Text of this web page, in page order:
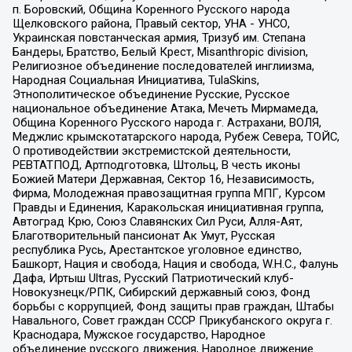
п. Боровский, Община Коренного Русского народа
Щелковского района, Правый сектор, УНА - УНСО,
Украинская повстанческая армия, Тризуб им. Степана
Бандеры, Братство, Белый Крест, Misanthropic division,
Религиозное объединение последователей инглиизма,
Народная Социальная Инициатива, TulaSkins,
Этнополитическое объединение Русские, Русское
национальное объединение Атака, Мечеть Мирмамеда,
Община Коренного Русского народа г. Астрахани, ВОЛЯ,
Меджлис крымскотатарского народа, Рубеж Севера, ТОЙС,
О противодействии экстремистской деятельности,
РЕВТАТПОД, Артподготовка, Штольц, В честь иконы
Божией Матери Державная, Сектор 16, Независимость,
Фирма, Молодежная правозащитная группа МПГ, Курсом
Правды и Единения, Каракольская инициативная группа,
Автоград Крю, Союз Славянских Сил Руси, Алля-Аят,
Благотворительный пансионат Ак Умут, Русская
республика Русь, Арестантское уголовное единство,
Башкорт, Нация и свобода, Нация и свобода, W.H.С., Фалунь
Дафа, Иртыш Ultras, Русский Патриотический клуб-
Новокузнецк/РПК, Сибирский державный союз, Фонд
борьбы с коррупцией, Фонд защиты прав граждан, Штабы
Навального, Совет граждан СССР Прикубанского округа г.
Краснодара, Мужское государство, Народное
объединение русского движения, Народное движение